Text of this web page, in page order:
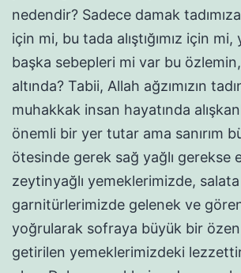
nedendir? Sadece damak
için mi, bu tada alıştığımız için
başka sebepleri mi var bu
altında? Tabii, Allah ağzımızın
muhakkak insan hayatında
önemli bir yer tutar ama sanırım
ötesinde gerek sağ yağlı gerekse
zeytinyağlı yemeklerimizde,
garnitürlerimizde gelenek ve
yoğrularak sofraya büyük bir
getirilen yemeklerimizdeki